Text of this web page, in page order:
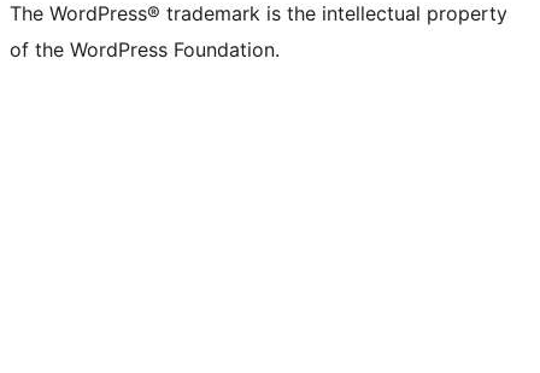
The WordPress® trademark is the intellectual property
of the WordPress Foundation.